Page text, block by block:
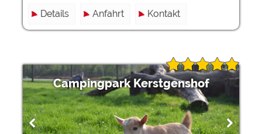
Details Anfahrt Kontakt
Campingpark Kerstgenshof